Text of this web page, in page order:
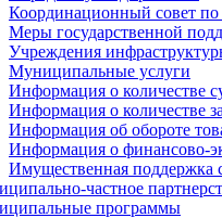
Координационный совет по
Меры государственной
Учреждения
Муниципальные услуги
Информация о количестве
Информация о количестве
Информация об обороте
Информация о финансово-
Имущественная поддержка
частное
программы